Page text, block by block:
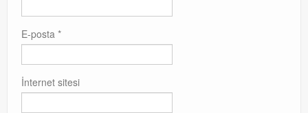
E-posta *
İnternet sitesi